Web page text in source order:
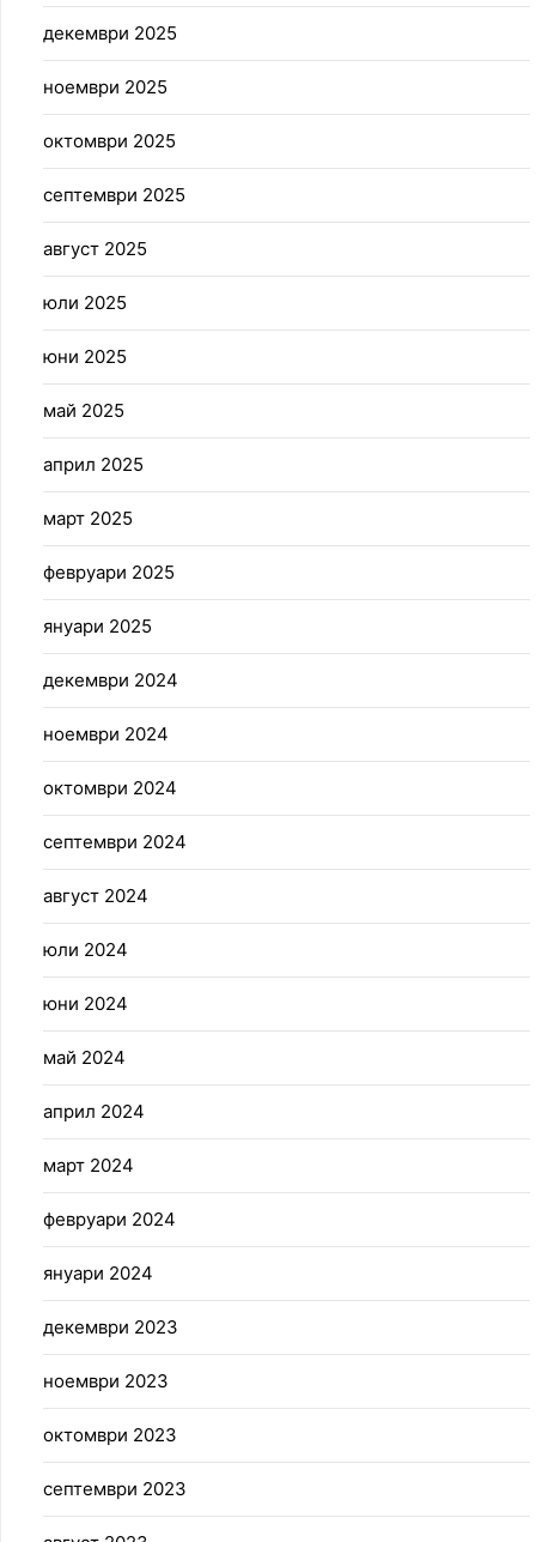
декември 2025
ноември 2025
октомври 2025
септември 2025
август 2025
юли 2025
юни 2025
май 2025
април 2025
март 2025
февруари 2025
януари 2025
декември 2024
ноември 2024
октомври 2024
септември 2024
август 2024
юли 2024
юни 2024
май 2024
април 2024
март 2024
февруари 2024
януари 2024
декември 2023
ноември 2023
октомври 2023
септември 2023